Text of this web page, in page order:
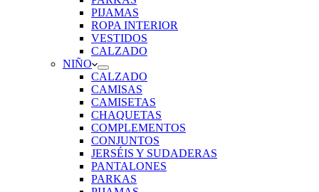
PIJAMAS
ROPA INTERIOR
VESTIDOS
CALZADO
NIÑO
CALZADO
CAMISAS
CAMISETAS
CHAQUETAS
COMPLEMENTOS
CONJUNTOS
JERSÉIS Y SUDADERAS
PANTALONES
PARKAS